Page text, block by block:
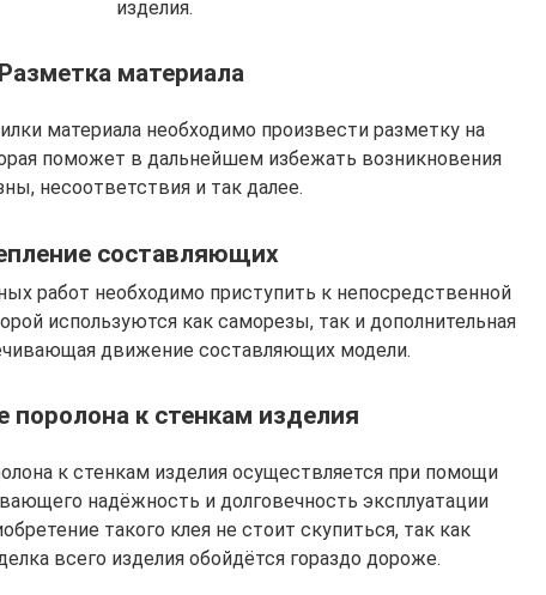
изделия.
Разметка материала
материала необходимо произвести разметку на
поможет в дальнейшем избежать возникновения
несоответствия и так далее.
составляющих
работ необходимо приступить к непосредственной
используются как саморезы, так и дополнительная
движение составляющих модели.
поролона к стенкам изделия
к стенкам изделия осуществляется при помощи
надёжность и долговечность эксплуатации
такого клея не стоит скупиться, так как
всего изделия обойдётся гораздо дороже.